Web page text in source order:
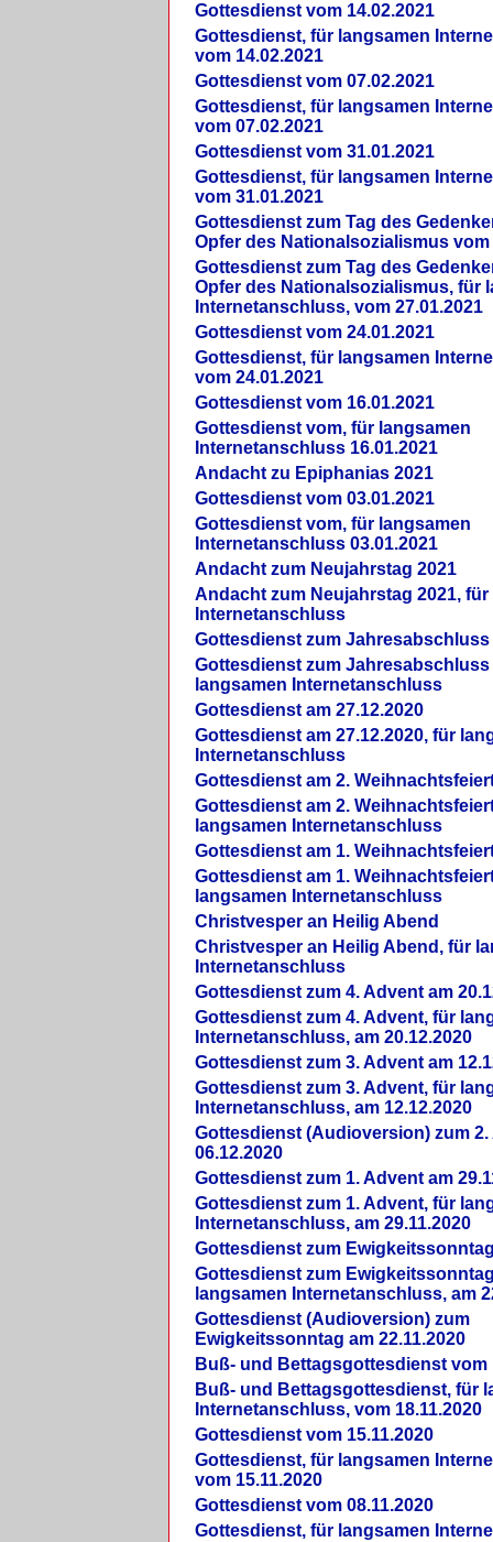
Gottesdienst vom 14.02.2021
Gottesdienst, für langsamen
vom 14.02.2021
Gottesdienst vom 07.02.2021
Gottesdienst, für langsamen
vom 07.02.2021
Gottesdienst vom 31.01.2021
Gottesdienst, für langsamen
vom 31.01.2021
Gottesdienst zum Tag des
Opfer des Nationalsozialismus vom
Gottesdienst zum Tag des
Opfer des Nationalsozialismus, für
Internetanschluss, vom 27.01.2021
Gottesdienst vom 24.01.2021
Gottesdienst, für langsamen
vom 24.01.2021
Gottesdienst vom 16.01.2021
Gottesdienst vom, für langsamen
Internetanschluss 16.01.2021
Andacht zu Epiphanias 2021
Gottesdienst vom 03.01.2021
Gottesdienst vom, für langsamen
Internetanschluss 03.01.2021
Andacht zum Neujahrstag 2021
Andacht zum Neujahrstag 2021,
Internetanschluss
Gottesdienst zum Jahresabschluss
Gottesdienst zum Jahresabschluss
langsamen Internetanschluss
Gottesdienst am 27.12.2020
Gottesdienst am 27.12.2020, für
Internetanschluss
Gottesdienst am 2.
Gottesdienst am 2.
langsamen Internetanschluss
Gottesdienst am 1.
Gottesdienst am 1.
langsamen Internetanschluss
Christvesper an Heilig Abend
Christvesper an Heilig Abend, für
Internetanschluss
Gottesdienst zum 4. Advent am
Gottesdienst zum 4. Advent, für
Internetanschluss, am 20.12.2020
Gottesdienst zum 3. Advent am
Gottesdienst zum 3. Advent, für
Internetanschluss, am 12.12.2020
Gottesdienst (Audioversion) zum 2.
06.12.2020
Gottesdienst zum 1. Advent am
Gottesdienst zum 1. Advent, für
Internetanschluss, am 29.11.2020
Gottesdienst zum
Gottesdienst zum
langsamen Internetanschluss, am
Gottesdienst (Audioversion) zum
Ewigkeitssonntag am 22.11.2020
Buß- und Bettagsgottesdienst vom
Buß- und Bettagsgottesdienst, für
Internetanschluss, vom 18.11.2020
Gottesdienst vom 15.11.2020
Gottesdienst, für langsamen
vom 15.11.2020
Gottesdienst vom 08.11.2020
Gottesdienst, für langsamen